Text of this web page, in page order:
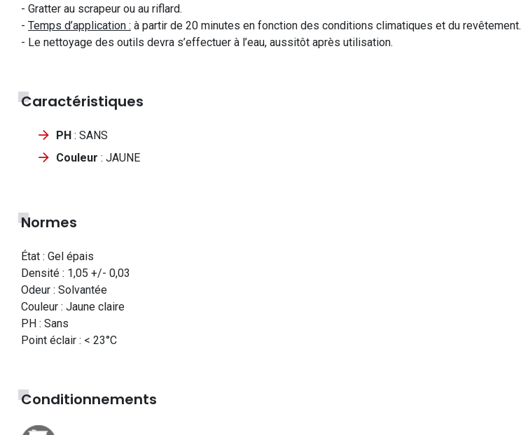
- Gratter au scrapeur ou au riflard.
- Temps d’application : à partir de 20 minutes en fonction des conditions climatiques et du revêtement.
- Le nettoyage des outils devra s’effectuer à l’eau, aussitôt après utilisation.
Caractéristiques
PH : SANS
Couleur : JAUNE
Normes
État : Gel épais
Densité : 1,05 +/- 0,03
Odeur : Solvantée
Couleur : Jaune claire
PH : Sans
Point éclair : < 23°C
Conditionnements